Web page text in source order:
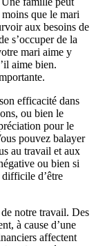
que le mari
aux besoins de
s’occuper de la
mari aime y
aime bien.
efficacité dans
ou bien le
pour le
pouvez balayer
au travail et aux
ou bien si
d’être
notre travail. Des
à cause d’une
affectent